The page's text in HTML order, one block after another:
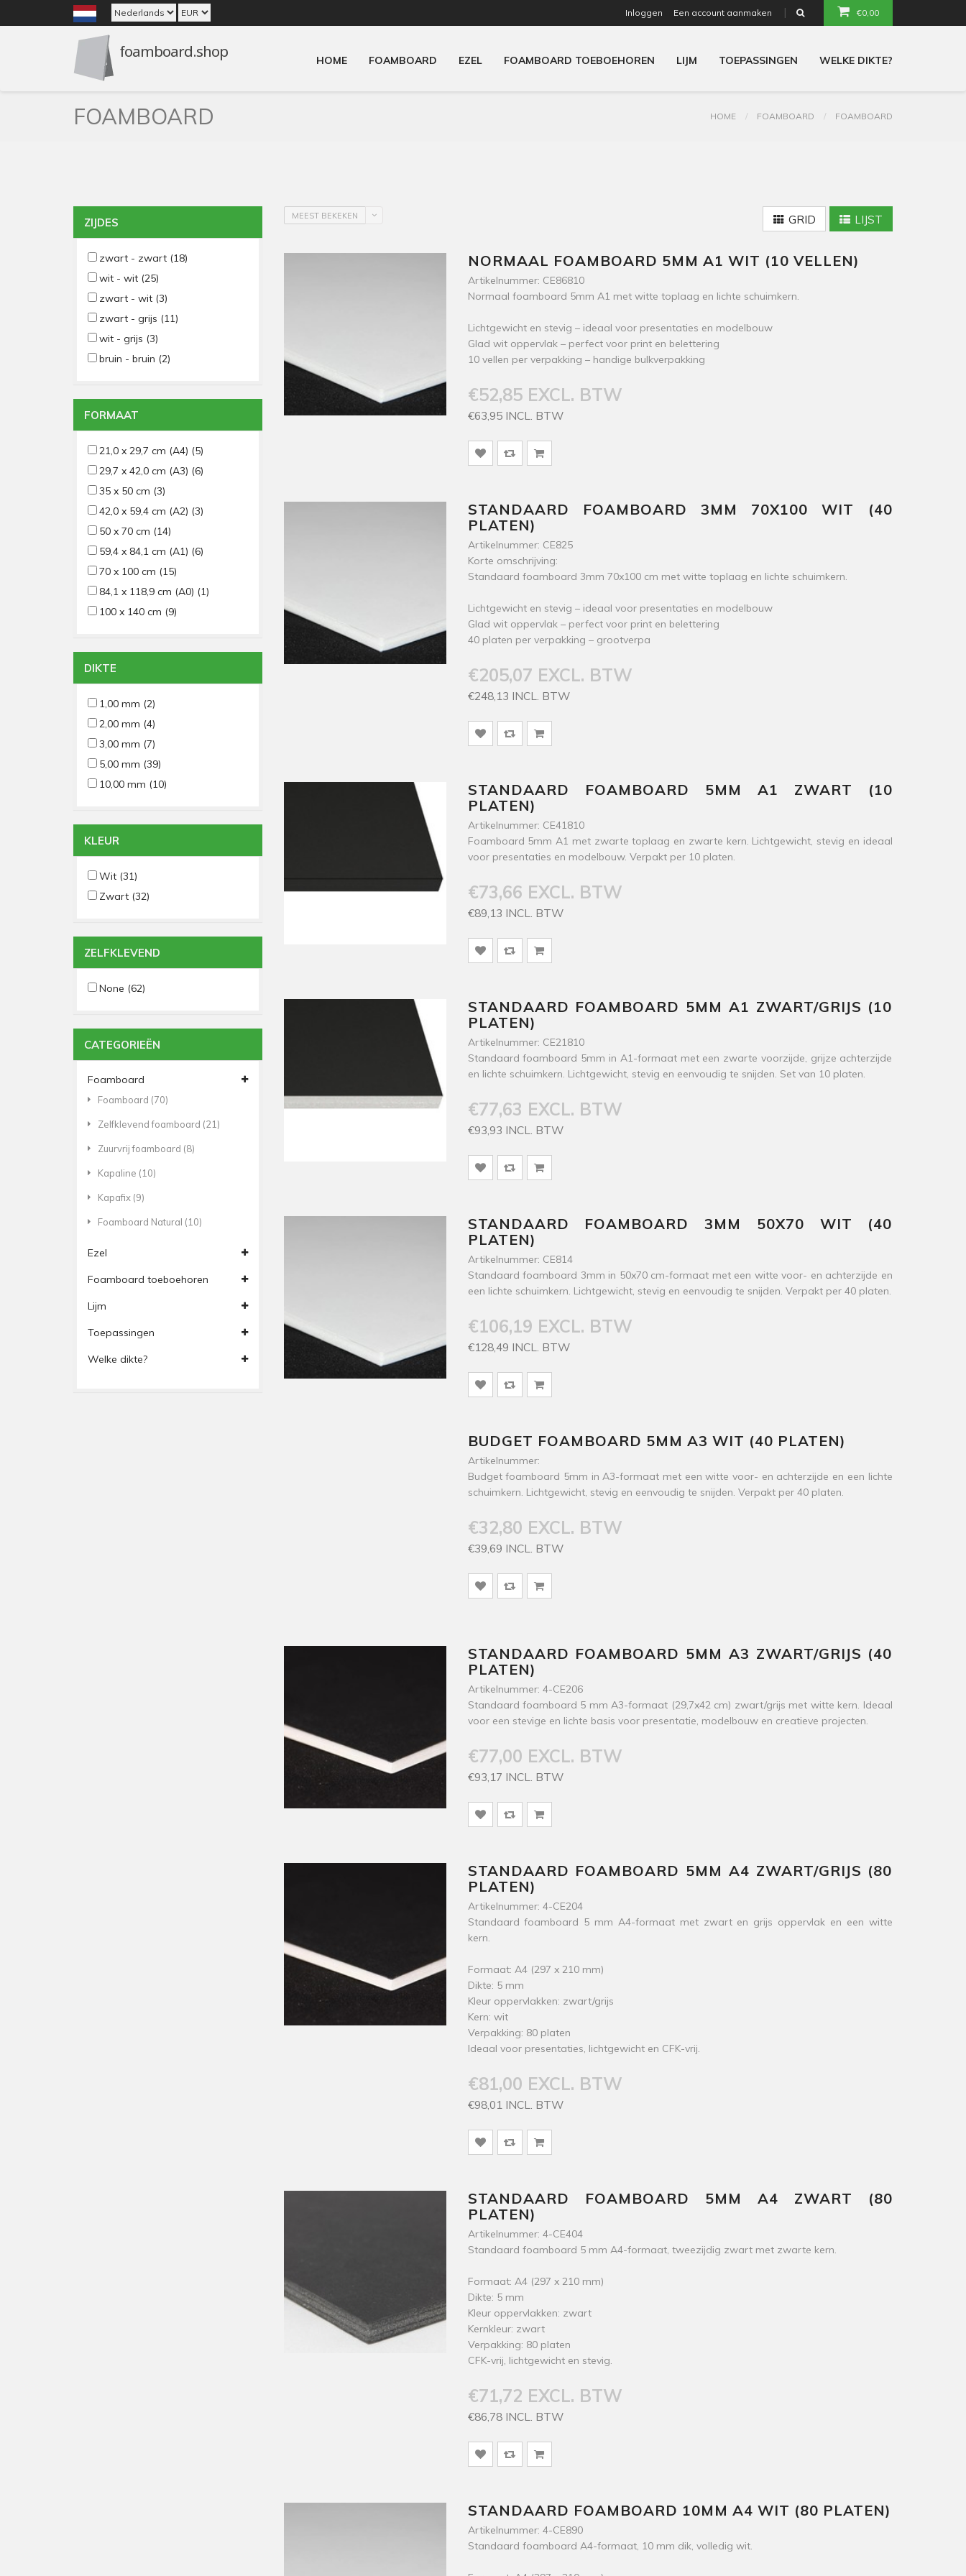
Inloggen Een account aanmaken €0,00
HOME FOAMBOARD EZEL FOAMBOARD TOEBOEHOREN LIJM TOEPASSINGEN WELKE DIKTE?
FOAMBOARD HOME FOAMBOARD FOAMBOARD
ZIJDES
zwart - zwart (18)
wit - wit (25)
zwart - wit (3)
zwart - grijs (11)
wit - grijs (3)
bruin - bruin (2)
FORMAAT
21,0 x 29,7 cm (A4) (5)
29,7 x 42,0 cm (A3) (6)
35 x 50 cm (3)
42,0 x 59,4 cm (A2) (3)
50 x 70 cm (14)
59,4 x 84,1 cm (A1) (6)
70 x 100 cm (15)
84,1 x 118,9 cm (A0) (1)
100 x 140 cm (9)
DIKTE
1,00 mm (2)
2,00 mm (4)
3,00 mm (7)
5,00 mm (39)
10,00 mm (10)
KLEUR
Wit (31)
Zwart (32)
ZELFKLEVEND
None (62)
CATEGORIEËN
Foamboard
Foamboard (70)
Zelfklevend foamboard (21)
Zuurvrij foamboard (8)
Kapaline (10)
Kapafix (9)
Foamboard Natural (10)
Ezel
Foamboard toeboehoren
Lijm
Toepassingen
Welke dikte?
MEEST BEKEKEN GRID LIJST
NORMAAL FOAMBOARD 5MM A1 WIT (10 VELLEN)
Artikelnummer: CE86810
Normaal foamboard 5mm A1 met witte toplaag en lichte schuimkern.
Lichtgewicht en stevig – ideaal voor presentaties en modelbouw
Glad wit oppervlak – perfect voor print en belettering
10 vellen per verpakking – handige bulkverpakking
€52,85 EXCL. BTW
€63,95 INCL. BTW
STANDAARD FOAMBOARD 3MM 70X100 WIT (40
PLATEN)
Artikelnummer: CE825
Korte omschrijving:
Standaard foamboard 3mm 70x100 cm met witte toplaag en lichte schuimkern.
Lichtgewicht en stevig – ideaal voor presentaties en modelbouw
Glad wit oppervlak – perfect voor print en belettering
40 platen per verpakking – grootverpa
€205,07 EXCL. BTW
€248,13 INCL. BTW
STANDAARD FOAMBOARD 5MM A1 ZWART (10
PLATEN)
Artikelnummer: CE41810
Foamboard 5mm A1 met zwarte toplaag en zwarte kern. Lichtgewicht, stevig en ideaal
voor presentaties en modelbouw. Verpakt per 10 platen.
€73,66 EXCL. BTW
€89,13 INCL. BTW
STANDAARD FOAMBOARD 5MM A1 ZWART/GRIJS (10
PLATEN)
Artikelnummer: CE21810
Standaard foamboard 5mm in A1-formaat met een zwarte voorzijde, grijze achterzijde
en lichte schuimkern. Lichtgewicht, stevig en eenvoudig te snijden. Set van 10 platen.
€77,63 EXCL. BTW
€93,93 INCL. BTW
STANDAARD FOAMBOARD 3MM 50X70 WIT (40
PLATEN)
Artikelnummer: CE814
Standaard foamboard 3mm in 50x70 cm-formaat met een witte voor- en achterzijde en
een lichte schuimkern. Lichtgewicht, stevig en eenvoudig te snijden. Verpakt per 40 platen.
€106,19 EXCL. BTW
€128,49 INCL. BTW
BUDGET FOAMBOARD 5MM A3 WIT (40 PLATEN)
Artikelnummer:
Budget foamboard 5mm in A3-formaat met een witte voor- en achterzijde en een lichte
schuimkern. Lichtgewicht, stevig en eenvoudig te snijden. Verpakt per 40 platen.
€32,80 EXCL. BTW
€39,69 INCL. BTW
STANDAARD FOAMBOARD 5MM A3 ZWART/GRIJS (40
PLATEN)
Artikelnummer: 4-CE206
Standaard foamboard 5 mm A3-formaat (29,7x42 cm) zwart/grijs met witte kern. Ideaal
voor een stevige en lichte basis voor presentatie, modelbouw en creatieve projecten.
€77,00 EXCL. BTW
€93,17 INCL. BTW
STANDAARD FOAMBOARD 5MM A4 ZWART/GRIJS (80
PLATEN)
Artikelnummer: 4-CE204
Standaard foamboard 5 mm A4-formaat met zwart en grijs oppervlak en een witte
kern.
Formaat: A4 (297 x 210 mm)
Dikte: 5 mm
Kleur oppervlakken: zwart/grijs
Kern: wit
Verpakking: 80 platen
Ideaal voor presentaties, lichtgewicht en CFK-vrij.
€81,00 EXCL. BTW
€98,01 INCL. BTW
STANDAARD FOAMBOARD 5MM A4 ZWART (80
PLATEN)
Artikelnummer: 4-CE404
Standaard foamboard 5 mm A4-formaat, tweezijdig zwart met zwarte kern.
Formaat: A4 (297 x 210 mm)
Dikte: 5 mm
Kleur oppervlakken: zwart
Kernkleur: zwart
Verpakking: 80 platen
CFK-vrij, lichtgewicht en stevig.
€71,72 EXCL. BTW
€86,78 INCL. BTW
STANDAARD FOAMBOARD 10MM A4 WIT (80 PLATEN)
Artikelnummer: 4-CE890
Standaard foamboard A4-formaat, 10 mm dik, volledig wit.